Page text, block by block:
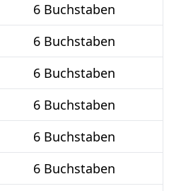
6 Buchstaben
6 Buchstaben
6 Buchstaben
6 Buchstaben
6 Buchstaben
6 Buchstaben